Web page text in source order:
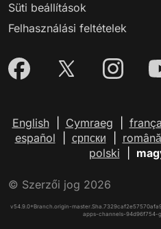
Süti beállítások
Felhasználási feltételek
English| Cymraeg
español
српски română
polski
© Szerzői jog 2026
v54.9.0+Branch.origin-
apps-channels-94d96f754-